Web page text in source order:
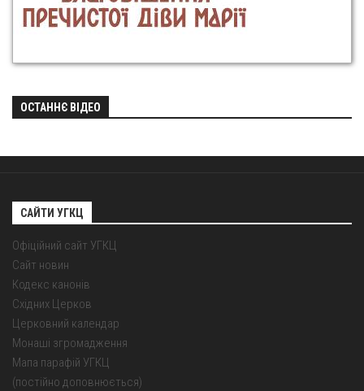
ОСТАННЄ ВІДЕО
САЙТИ УГКЦ
Офіційний сайт УГКЦ
Сайт новин
Кодекс канонів
Східних Церков
Церковний календар
Монаші згромадження
Мапа парафій УГКЦ
(постійно доповнюється)